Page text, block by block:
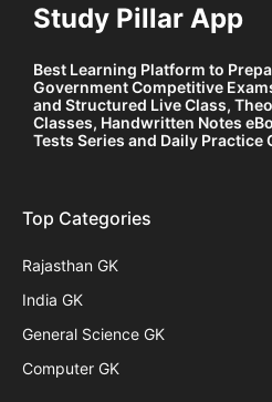
Study Pillar App
Best Learning Platform to
Government Competitive
and Structured Live Class,
Classes, Handwritten Notes
Tests Series and Daily Practice
Top Categories
Rajasthan GK
India GK
General Science GK
Computer GK